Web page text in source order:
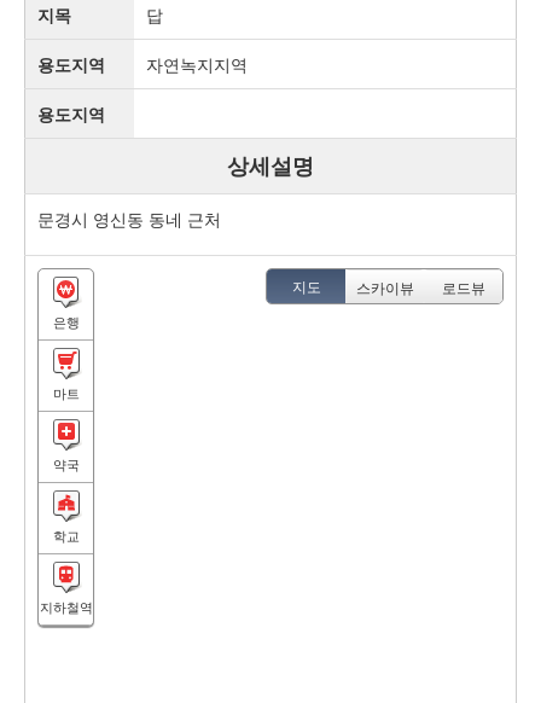
지목 답
용도지역 자연녹지지역
용도지역
상세설명
문경시 영신동 동네 근처
지도 스카이뷰 로드뷰
은행
마트
약국
학교
지하철역